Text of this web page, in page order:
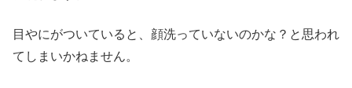
目やにがついていると、顔洗っていないのかな？と思われ
てしまいかねません。